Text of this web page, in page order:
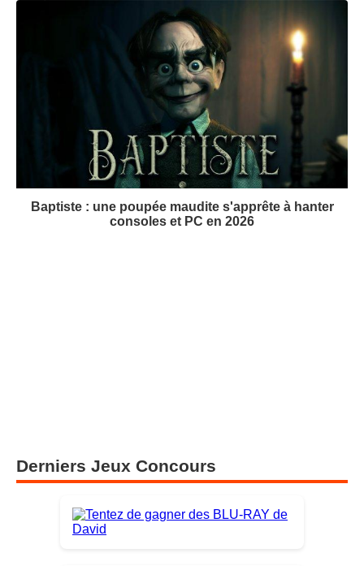
Baptiste : une poupée maudite s'apprête à hanter
consoles et PC en 2026
Derniers Jeux Concours